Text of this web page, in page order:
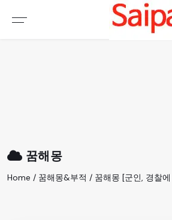
꿈해몽
Home / 꿈해몽&부적 / 꿈해몽 [군인, 경찰
여행정보
생활정보
갤러리 & 동영상